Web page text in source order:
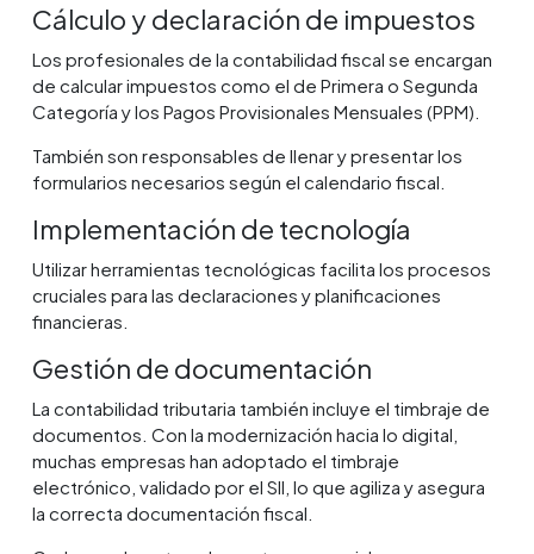
Cálculo y declaración de impuestos
Los profesionales de la contabilidad fiscal se encargan
de calcular impuestos como el de Primera o Segunda
Categoría y los Pagos Provisionales Mensuales (PPM).
También son responsables de llenar y presentar los
formularios necesarios según el calendario fiscal.
Implementación de tecnología
Utilizar herramientas tecnológicas facilita los procesos
cruciales para las declaraciones y planificaciones
financieras.
Gestión de documentación
La contabilidad tributaria también incluye el timbraje de
documentos. Con la modernización hacia lo digital,
muchas empresas han adoptado el timbraje
electrónico, validado por el SII, lo que agiliza y asegura
la correcta documentación fiscal.